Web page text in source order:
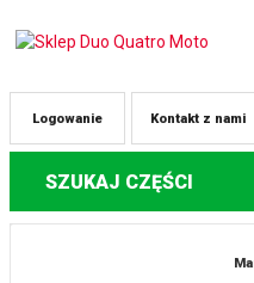
Kontakt z nami
Logowanie
SZUKAJ CZĘŚCI
Części do quadów